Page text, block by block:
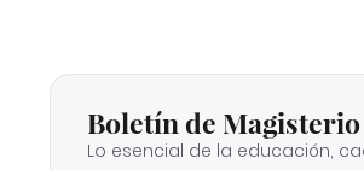
Boletín de Magisterio
Lo esencial de la educación,